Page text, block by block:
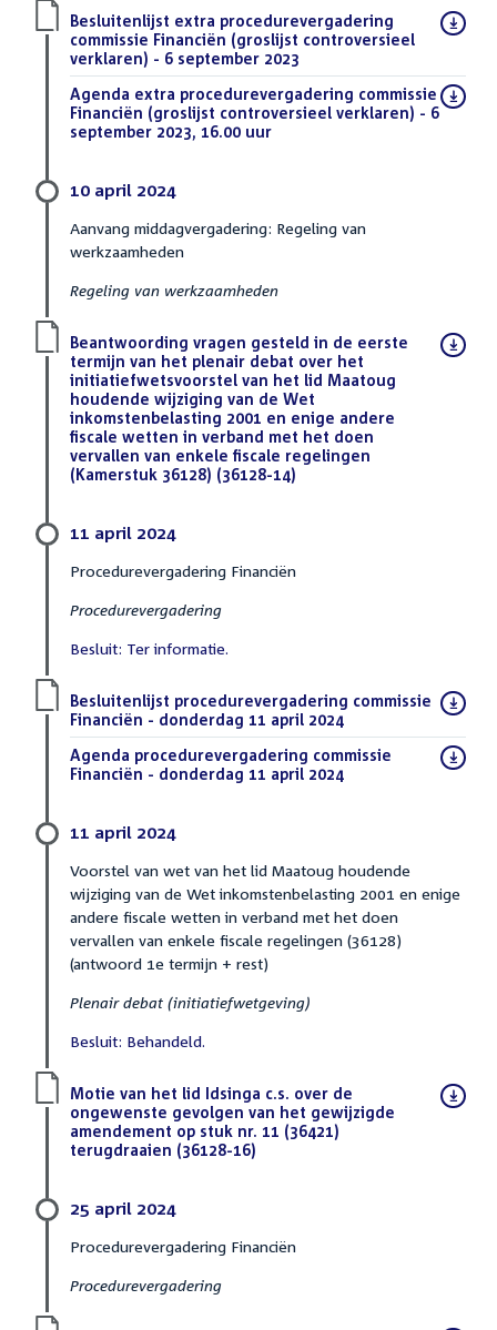
Download
bestand:
Besluitenlijst extra procedurevergadering
commissie Financiën (groslijst controversieel
verklaren) - 6 september 2023
Download
bestand:
Agenda extra procedurevergadering commissie
Financiën (groslijst controversieel verklaren) - 6
september 2023, 16.00 uur
10 april 2024
Aanvang middagvergadering: Regeling van
werkzaamheden
Regeling van werkzaamheden
Download
bestand:
Beantwoording vragen gesteld in de eerste
termijn van het plenair debat over het
initiatiefwetsvoorstel van het lid Maatoug
houdende wijziging van de Wet
inkomstenbelasting 2001 en enige andere
fiscale wetten in verband met het doen
vervallen van enkele fiscale regelingen
(Kamerstuk 36128) (36128-14)
11 april 2024
Procedurevergadering Financiën
Procedurevergadering
Besluit: Ter informatie.
Download
bestand:
Besluitenlijst procedurevergadering commissie
Financiën - donderdag 11 april 2024
Download
bestand:
Agenda procedurevergadering commissie
Financiën - donderdag 11 april 2024
11 april 2024
Voorstel van wet van het lid Maatoug houdende
wijziging van de Wet inkomstenbelasting 2001 en enige
andere fiscale wetten in verband met het doen
vervallen van enkele fiscale regelingen (36128)
(antwoord 1e termijn + rest)
Plenair debat (initiatiefwetgeving)
Besluit: Behandeld.
Download
bestand:
Motie van het lid Idsinga c.s. over de
ongewenste gevolgen van het gewijzigde
amendement op stuk nr. 11 (36421)
terugdraaien (36128-16)
25 april 2024
Procedurevergadering Financiën
Procedurevergadering